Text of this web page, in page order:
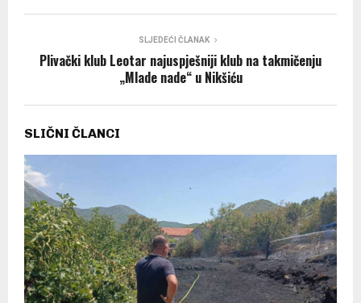
SLJEDEĆI ČLANAK
Plivački klub Leotar najuspješniji klub na takmičenju
„Mlade nade“ u Nikšiću
SLIČNI ČLANCI